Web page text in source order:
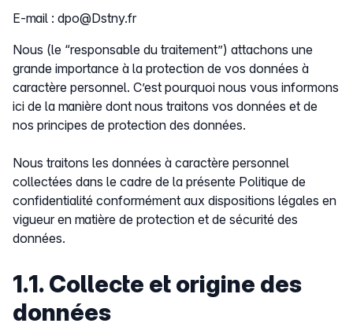
E-mail : dpo@Dstny.fr
Nous (le “responsable du traitement”) attachons une
grande importance à la protection de vos données à
caractère personnel. C’est pourquoi nous vous informons
ici de la manière dont nous traitons vos données et de
nos principes de protection des données.
Nous traitons les données à caractère personnel
collectées dans le cadre de la présente Politique de
confidentialité conformément aux dispositions légales en
vigueur en matière de protection et de sécurité des
données.
1.1. Collecte et origine des
données